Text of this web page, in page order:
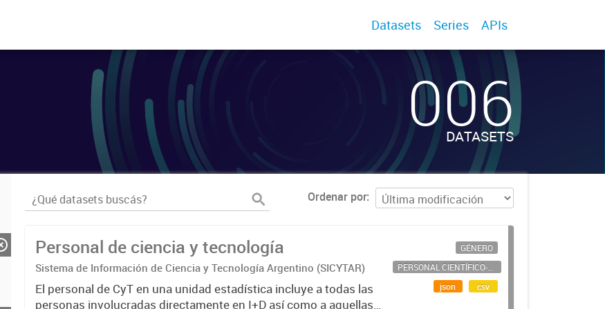
Datasets Series APIs
006
DATASETS
Ordenar por
Personal de ciencia y tecnología
Sistema de Información de Ciencia y Tecnología Argentino (SICYTAR)
El personal de CyT en una unidad estadística incluye a todas las
personas involucradas directamente en I+D así como a aquellas
GÉNERO
PERSONAL CIENTÍFICO-TECNOLÓGICO
json
csv